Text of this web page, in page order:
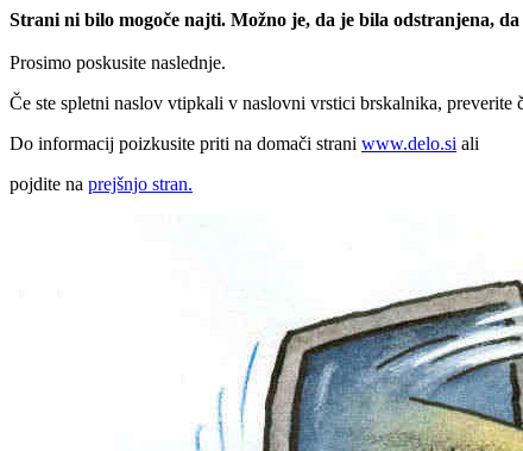
Strani ni bilo mogoče najti. Možno je, da je bila odstranjena,
Prosimo poskusite naslednje.
Če ste spletni naslov vtipkali v naslovni vrstici brskalnika, preverite
Do informacij poizkusite priti na domači strani www.delo.si ali
pojdite na prejšnjo stran.